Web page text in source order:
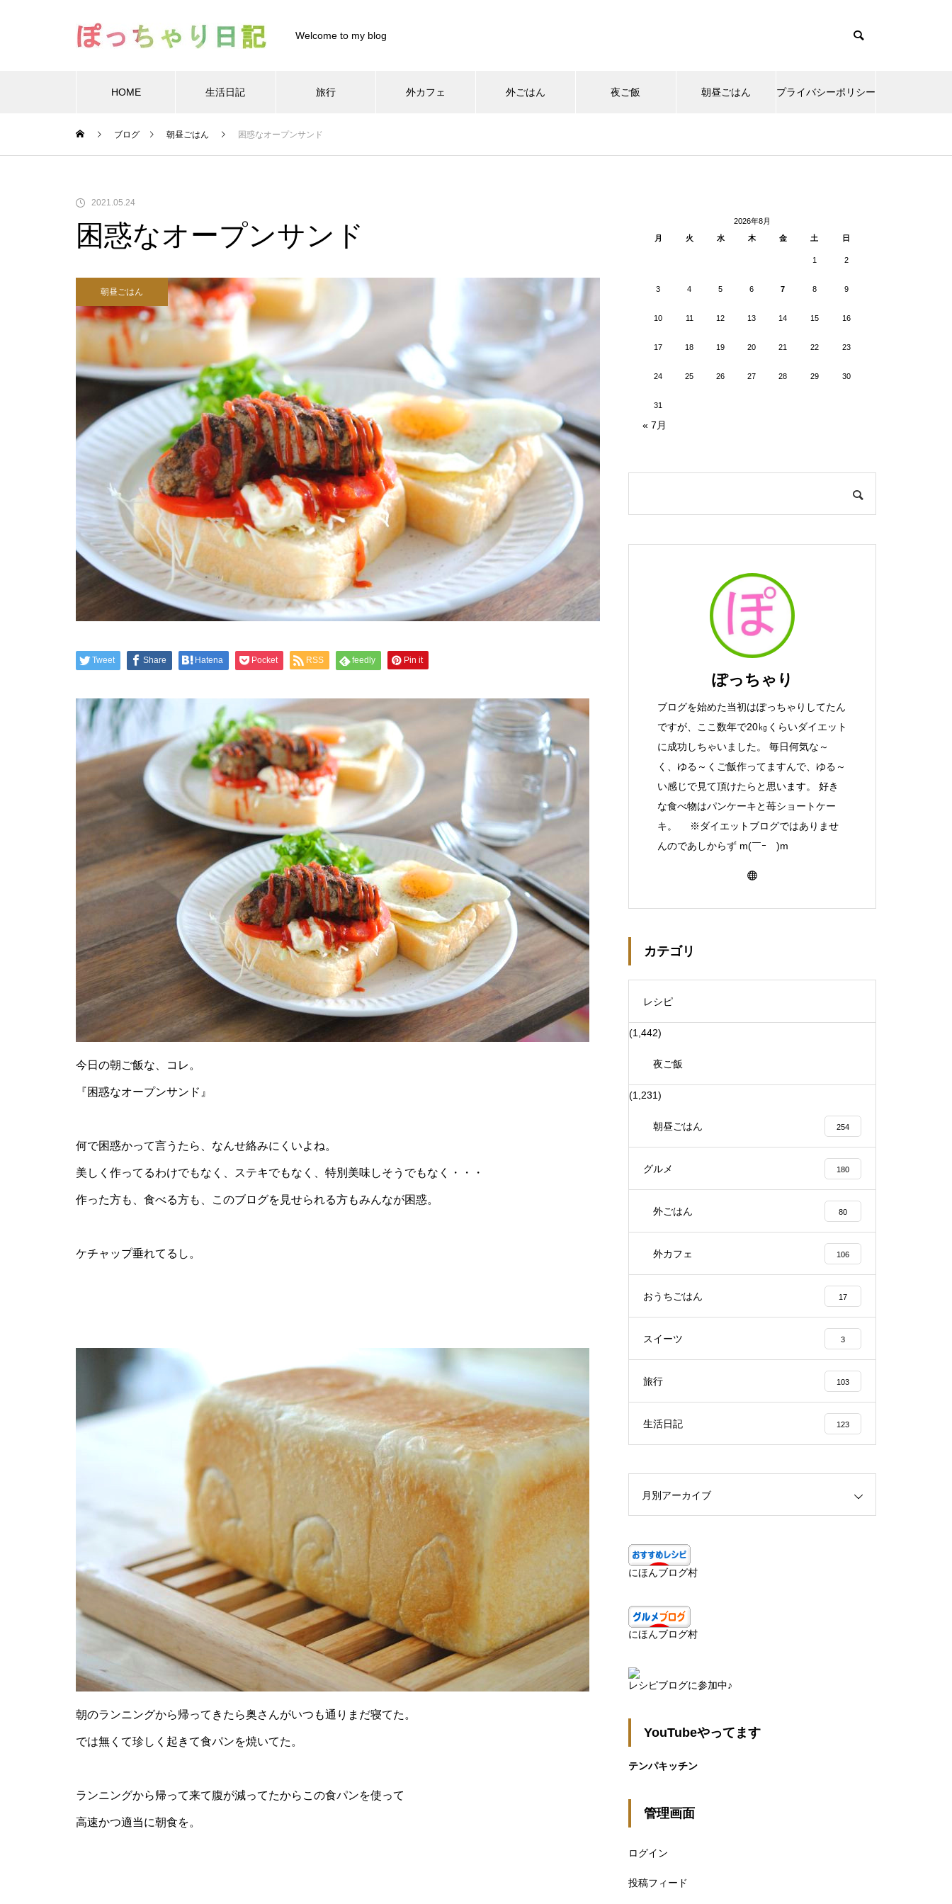
Welcome to my blog
HOME 生活日記 旅行 外カフェ 外ごはん 夜ご飯 朝昼ごはん プライバシーポリシー
content/themes/muum_tcd085/functions/menu.php
ブログ 朝昼ごはん 困惑なオープンサンド
2021.05.24
困惑なオープンサンド
朝昼ごはん
Tweet Share Hatena Pocket RSS feedly Pin it
今日の朝ご飯な、コレ。
『困惑なオープンサンド』
何で困惑かって言うたら、なんせ絡みにくいよね。
美しく作ってるわけでもなく、ステキでもなく、特別美味しそうでもなく・・・
作った方も、食べる方も、このブログを見せられる方もみんなが困惑。
ケチャップ垂れてるし。
朝のランニングから帰ってきたら奥さんがいつも通りまだ寝てた。
では無くて珍しく起きて食パンを焼いてた。
ランニングから帰って来て腹が減ってたからこの食パンを使って
高速かつ適当に朝食を。
2026年8月
月
火 水 木 金 土 日
1 2
3 4 5 6 7 8 9
10 11 12 13 14 15 16
17 18 19 20 21 22 23
24 25 26 27 28 29 30
31
« 7月
ぽっちゃり
ブログを始めた当初はぽっちゃりしてたん
ですが、ここ数年で20㎏くらいダイエット
に成功しちゃいました。 毎日何気な～
く、ゆる～くご飯作ってますんで、ゆる～
い感じで見て頂けたらと思います。 好き
な食べ物はパンケーキと苺ショートケー
キ。 ※ダイエットブログではありませ
んのであしからず m(￣ｰ￣)m
カテゴリ
レシピ
(1,442)
夜ご飯
(1,231)
朝昼ごはん 254
グルメ 180
外ごはん 80
外カフェ 106
おうちごはん 17
スイーツ 3
旅行 103
生活日記 123
月別アーカイブ
にほんブログ村
にほんブログ村
レシピブログに参加中♪
YouTubeやってます
テンパキッチン
管理画面
ログイン
投稿フィード